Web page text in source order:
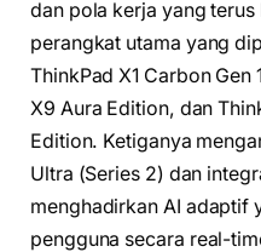
dan pola kerja yang
perangkat utama yang
ThinkPad X1 Carbon Gen
X9 Aura Edition, dan
Edition. Ketiganya
Ultra (Series 2) dan
menghadirkan AI adaptif
pengguna secara real-